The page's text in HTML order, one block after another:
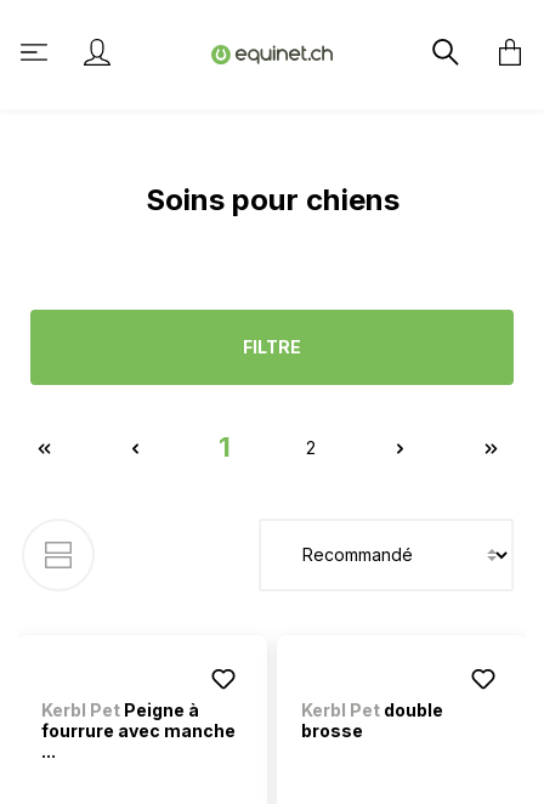
Soins pour chiens
FILTRE
1 2
Kerbl Pet Peigne à
fourrure avec manche
...
Kerbl Pet double
brosse